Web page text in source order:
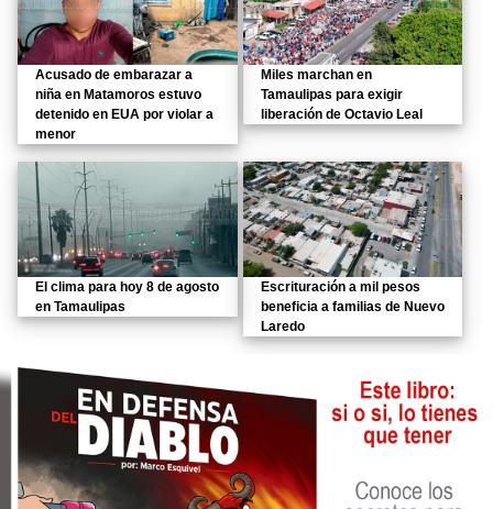
Acusado de embarazar a
niña en Matamoros estuvo
detenido en EUA por violar a
menor
Miles marchan en
Tamaulipas para exigir
liberación de Octavio Leal
El clima para hoy 8 de agosto
en Tamaulipas
Escrituración a mil pesos
beneficia a familias de Nuevo
Laredo